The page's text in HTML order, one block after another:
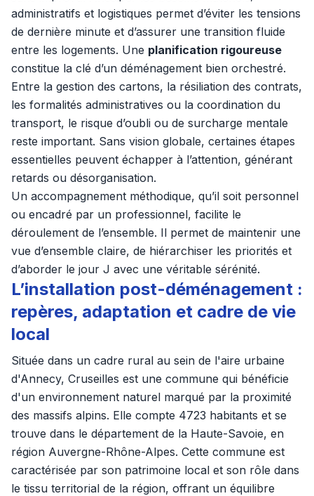
administratifs et logistiques permet d’éviter les tensions
de dernière minute et d’assurer une transition fluide
entre les logements. Une planification rigoureuse
constitue la clé d’un déménagement bien orchestré.
Entre la gestion des cartons, la résiliation des contrats,
les formalités administratives ou la coordination du
transport, le risque d’oubli ou de surcharge mentale
reste important. Sans vision globale, certaines étapes
essentielles peuvent échapper à l’attention, générant
retards ou désorganisation.
Un accompagnement méthodique, qu’il soit personnel
ou encadré par un professionnel, facilite le
déroulement de l’ensemble. Il permet de maintenir une
vue d’ensemble claire, de hiérarchiser les priorités et
d’aborder le jour J avec une véritable sérénité.
L’installation post-déménagement :
repères, adaptation et cadre de vie
local
Située dans un cadre rural au sein de l'aire urbaine
d'Annecy, Cruseilles est une commune qui bénéficie
d'un environnement naturel marqué par la proximité
des massifs alpins. Elle compte 4723 habitants et se
trouve dans le département de la Haute-Savoie, en
région Auvergne-Rhône-Alpes. Cette commune est
caractérisée par son patrimoine local et son rôle dans
le tissu territorial de la région, offrant un équilibre